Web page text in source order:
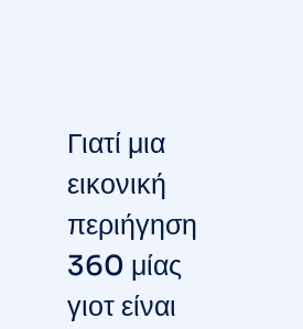
Γιατί μια
εικονική
περιήγηση
360 μίας
γιοτ είναι